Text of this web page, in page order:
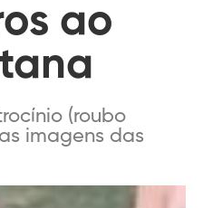
ao
(roubo
imagens das